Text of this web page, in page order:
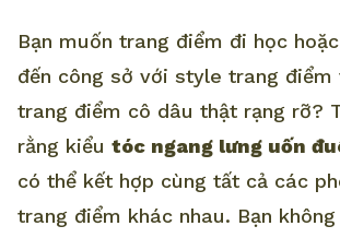
Bạn muốn trang điểm đi học
đến công sở với style trang điểm
trang điểm cô dâu thật rạng rỡ?
rằng kiểu tóc ngang lưng uốn
có thể kết hợp cùng tất cả các
trang điểm khác nhau. Bạn